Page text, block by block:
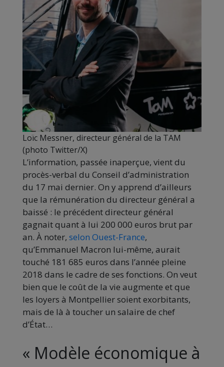
Loïc Messner, directeur général de la TAM
(photo Twitter/X)
L’information, passée inaperçue, vient du
procès-verbal du Conseil d’administration
du 17 mai dernier. On y apprend d’ailleurs
que la rémunération du directeur général a
baissé : le précédent directeur général
gagnait quant à lui 200 000 euros brut par
an. À noter, selon Ouest-France,
qu’Emmanuel Macron lui-même, aurait
touché 181 685 euros dans l’année pleine
2018 dans le cadre de ses fonctions. On veut
bien que le coût de la vie augmente et que
les loyers à Montpellier soient exorbitants,
mais de là à toucher un salaire de chef
d’État…
« Modèle économique à